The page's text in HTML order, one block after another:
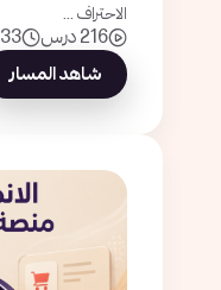
الاحتراف ...
216 درس
33 ساعةً
شاهد المسار